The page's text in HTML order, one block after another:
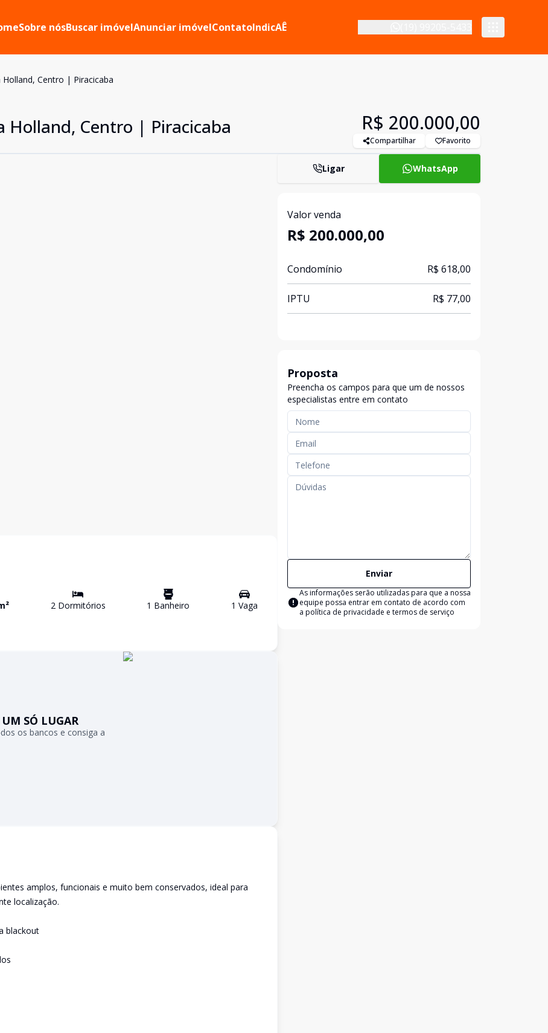
Sobre nósBuscar imóvelAnunciar imóvelContatoIndicAÊ
Centro | Piracicaba
Holland, Centro | Piracicaba R$ 200.000,00
Compartilhar Favorito
2Dormitórios 1 Banheiro 1 Vaga
SÓ LUGAR
os bancos e consiga a
amplos, funcionais e muito bem conservados, ideal para
localização.
blackout
Ligar WhatsApp
Valor venda
R$ 200.000,00
Condomínio R$ 618,00
IPTU R$ 77,00
Proposta
Preencha os campos para que um de nossos
especialistas entre em contato
Enviar
As informações serão utilizadas para que a nossa
equipe possa entrar em contato de acordo com
a política de privacidade e termos de serviço